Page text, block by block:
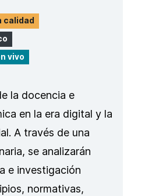
calidad
vivo
la docencia e
en la era digital y la
A través de una
se analizarán
e investigación
normativas,